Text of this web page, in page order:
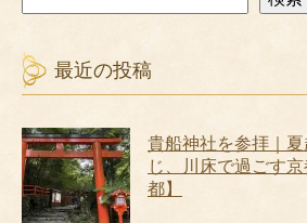
最近の投稿
貴船神社を参拝｜夏
じ、川床で過ごす
都】